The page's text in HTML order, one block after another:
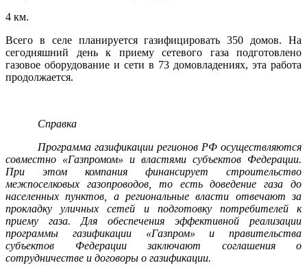
4 км.
Всего в селе планируется газифицировать 350 домов. На
сегодняшний день к приему сетевого газа подготовлено
газовое оборудование и сети в 73 домовладениях, эта работа
продолжается.
Справка
Программа газификации регионов РФ осуществляются
совместно «Газпромом» и властями субъектов Федерации.
При этом компания финансирует строительство
межпоселковых газопроводов, то есть доведение газа до
населенных пунктов, а региональные власти отвечают за
прокладку уличных сетей и подготовку потребителей к
приему газа. Для обеспечения эффективной реализации
программы газификации «Газпром» и правительства
субъектов Федерации заключают соглашения о
сотрудничестве и договоры о газификации.